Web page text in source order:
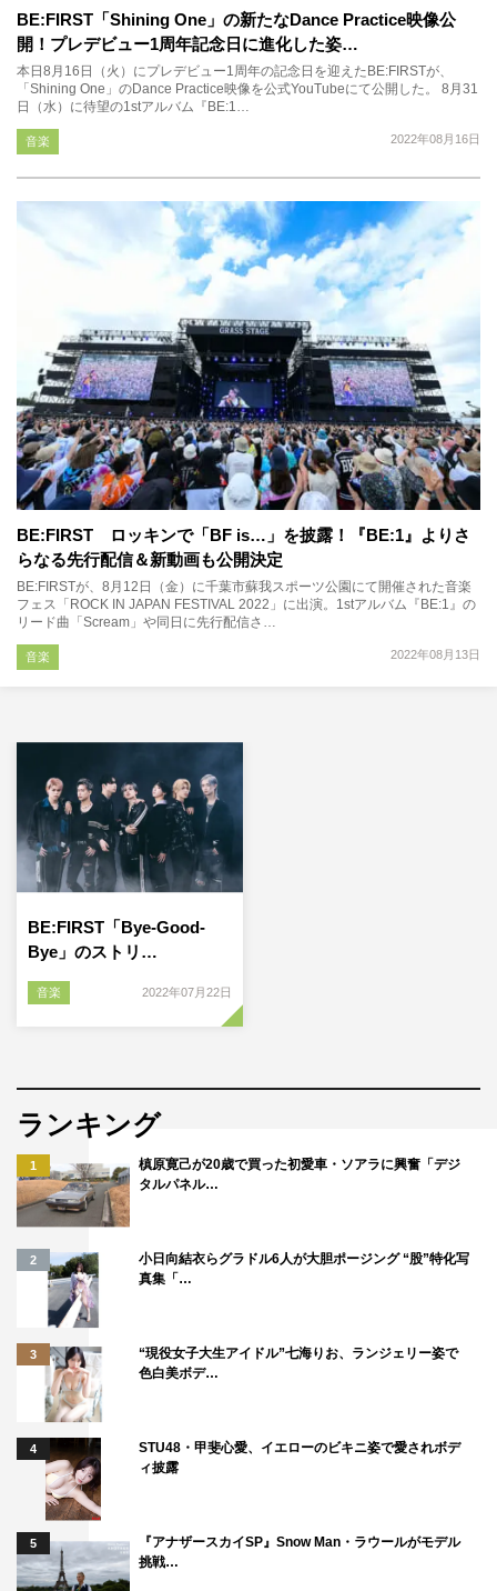
BE:FIRST「Shining One」の新たなDance Practice映像公
開！プレデビュー1周年記念日に進化した姿…
本日8月16日（火）にプレデビュー1周年の記念日を迎えたBE:FIRSTが、
「Shining One」のDance Practice映像を公式YouTubeにて公開した。 8月31
日（水）に待望の1stアルバム『BE:1…
2022年08月16日
音楽
BE:FIRST ロッキンで「BF is…」を披露！『BE:1』よりさ
らなる先行配信＆新動画も公開決定
BE:FIRSTが、8月12日（金）に千葉市蘇我スポーツ公園にて開催された音楽
フェス「ROCK IN JAPAN FESTIVAL 2022」に出演。1stアルバム『BE:1』の
リード曲「Scream」や同日に先行配信さ…
2022年08月13日
音楽
BE:FIRST「Bye-Good-
Bye」のストリ…
音楽 2022年07月22日
ランキング
1
槙原寛己が20歳で買った初愛車・ソアラに興奮「デジ
タルパネル…
2
小日向結衣らグラドル6人が大胆ポージング “股”特化写
真集「…
3
“現役女子大生アイドル”七海りお、ランジェリー姿で
色白美ボデ…
4
STU48・甲斐心愛、イエローのビキニ姿で愛されボデ
ィ披露
5
『アナザースカイSP』Snow Man・ラウールがモデル
挑戦…